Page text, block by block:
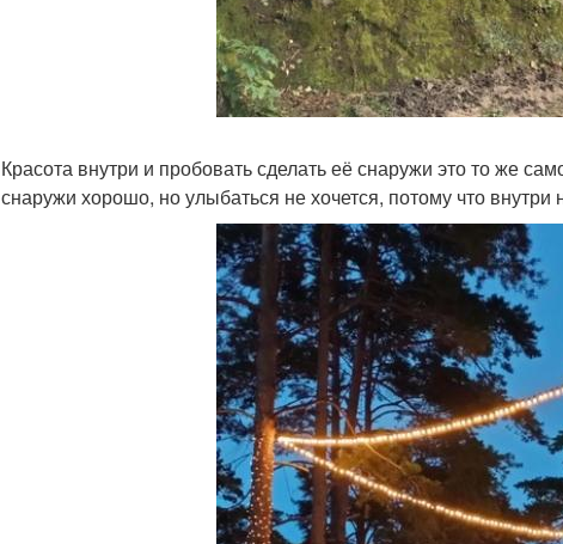
Красота внутри и пробовать сделать её снаружи это то же
снаружи хорошо, но улыбаться не хочется, потому что внутри